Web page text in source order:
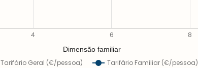
Tarifário Geral (€/pessoa) Tarifário Familiar (€/pessoa)
4 6 8
Dimensão familiar